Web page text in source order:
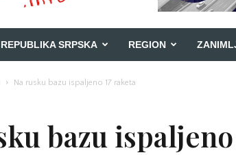
REPUBLIKA SRPSKA REGION
Na rusku bazu ispaljeno 17 raketa
bazu